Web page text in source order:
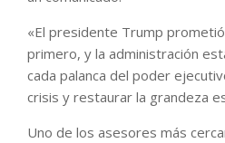
«El presidente Trump
primero, y la administración
cada palanca del poder
crisis y restaurar la grandeza
Uno de los asesores más